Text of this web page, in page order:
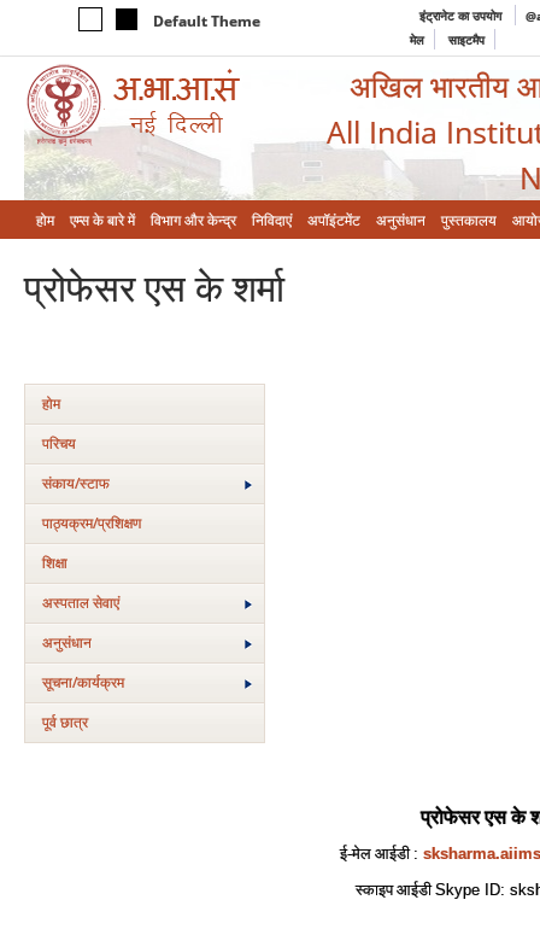
Default Theme इंट्रानेट का उपयोग
मेल
साइटमैप
अखिल भारतीय
All India
होम एम्‍स के बारे में विभाग और केन्‍द्र निविदाएं अपॉइंटमेंट अनुसंधान पुस्तकालय
प्रोफेसर एस के शर्मा
होम
परिचय
संकाय/स्‍टाफ
पाठ्यक्रम/प्रशिक्षण
शिक्षा
अस्‍पताल सेवाएं
अनुसंधान
सूचना/कार्यक्रम
पूर्व छात्र
प्रोफेसर एस के
ई-मेल आईडी :
स्काइप आईडी Skype ID: